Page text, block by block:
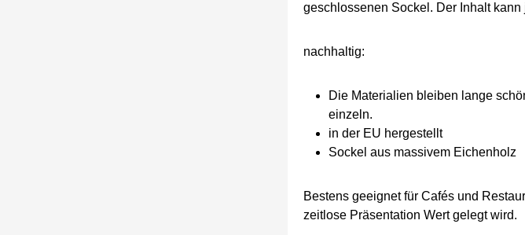
geschlossenen Sockel. Der Inhalt
nachhaltig:
Die Materialien bleiben lange
einzeln.
in der EU hergestellt
Sockel aus massivem Eichenholz
Bestens geeignet für Cafés und
zeitlose Präsentation Wert gelegt wird.